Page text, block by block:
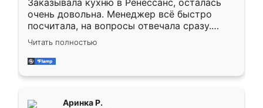
Заказывала кухню в Ренессанс, осталась
очень довольна. Менеджер всё быстро
посчитала, на вопросы отвечала сразу.
Замерщик приехал в субботу, подошёл к
делу со всей ответственностью. Собрали
за день, ребята работали аккуратно, даже
Читать полностью
Аринка Р.